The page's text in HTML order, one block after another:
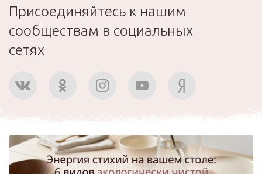
Присоединяйтесь к нашим
сообществам в социальных
сетях